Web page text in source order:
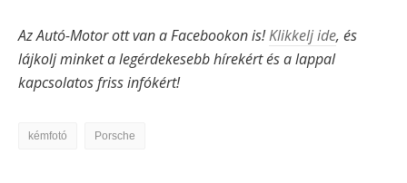
Az Autó-Motor ott van a Facebookon is!Klikkelj ide, és
lájkolj minket a legérdekesebb hírekért és a lappal
kapcsolatos friss infókért!
kémfotó Porsche